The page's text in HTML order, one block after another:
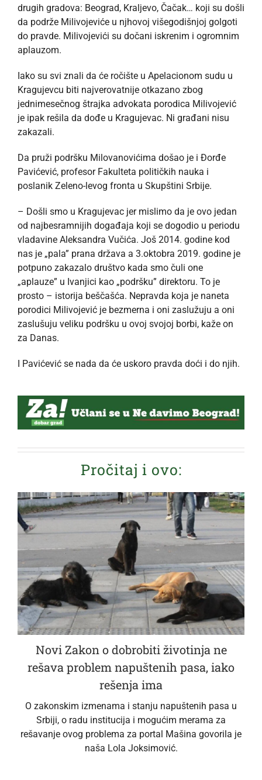
drugih gradova: Beograd, Kraljevo, Čačak… koji su došli
da podrže Milivojeviće u njhovoj višegodišnjoj golgoti
do pravde. Milivojevići su dočani iskrenim i ogromnim
aplauzom.
Iako su svi znali da će ročište u Apelacionom sudu u
Kragujevcu biti najverovatnije otkazano zbog
jednimesečnog štrajka advokata porodica Milivojević
je ipak rešila da dođe u Kragujevac. Ni građani nisu
zakazali.
Da pruži podršku Milovanovićima došao je i Đorđe
Pavićević, profesor Fakulteta političkih nauka i
poslanik Zeleno-levog fronta u Skupštini Srbije.
– Došli smo u Kragujevac jer mislimo da je ovo jedan
od najbesramnijih događaja koji se dogodio u periodu
vladavine Aleksandra Vučića. Još 2014. godine kod
nas je „pala” prana država a 3.oktobra 2019. godine je
potpuno zakazalo društvo kada smo čuli one
„aplauze” u Ivanjici kao „podršku” direktoru. To je
prosto – istorija beščašća. Nepravda koja je naneta
porodici Milivojević je bezmerna i oni zaslužuju a oni
zaslušuju veliku podršku u ovoj svojoj borbi, kaže on
za Danas.
I Pavićević se nada da će uskoro pravda doći i do njih.
Pročitaj i ovo:
Novi Zakon o dobrobiti životinja ne
rešava problem napuštenih pasa, iako
rešenja ima
O zakonskim izmenama i stanju napuštenih pasa u
Srbiji, o radu institucija i mogućim merama za
rešavanje ovog problema za portal Mašina govorila je
naša Lola Joksimović.